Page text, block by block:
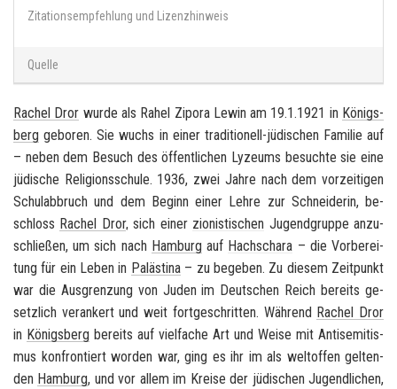
Zitationsempfehlung und Lizenzhinweis
Quelle
Ra­chel Dror wurde als Rahel Zi­po­ra Lewin am 19.1.1921 in Kö­nigs­
berg ge­bo­ren. Sie wuchs in einer traditionell-​jüdischen Fa­mi­lie auf
– neben dem Be­such des öf­fent­li­chen Ly­ze­ums be­such­te sie eine
jü­di­sche Re­li­gi­ons­schu­le. 1936, zwei Jahre nach dem vor­zei­ti­gen
Schul­ab­bruch und dem Be­ginn einer Lehre zur Schnei­de­rin, be­
schloss Ra­chel Dror, sich einer zio­nis­ti­schen Ju­gend­grup­pe an­zu­
schlie­ßen, um sich nach Ham­burg auf Hachs­cha­ra – die Vor­be­rei­
tung für ein Leben in Pa­läs­ti­na– zu be­ge­ben. Zu die­sem Zeit­punkt
war die Aus­gren­zung von Juden im Deut­schen Reich be­reits ge­
setz­lich ver­an­kert und weit fort­ge­schrit­ten. Wäh­rend Ra­chel Dror
in Kö­nigs­berg be­reits auf viel­fa­che Art und Weise mit An­ti­se­mi­tis­
mus kon­fron­tiert wor­den war, ging es ihr im als welt­of­fen gel­ten­
den Ham­burg, und vor allem im Krei­se der jü­di­schen Ju­gend­li­chen,